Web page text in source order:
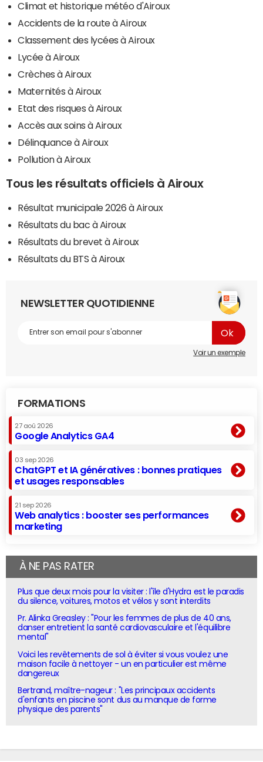
Climat et historique météo d'Airoux
Accidents de la route à Airoux
Classement des lycées à Airoux
Lycée à Airoux
Crèches à Airoux
Maternités à Airoux
Etat des risques à Airoux
Accès aux soins à Airoux
Délinquance à Airoux
Pollution à Airoux
Tous les résultats officiels à Airoux
Résultat municipale 2026 à Airoux
Résultats du bac à Airoux
Résultats du brevet à Airoux
Résultats du BTS à Airoux
NEWSLETTER QUOTIDIENNE
Voir un exemple
FORMATIONS
27 aoû 2026
Google Analytics GA4
03 sep 2026
ChatGPT et IA génératives : bonnes pratiques
et usages responsables
21 sep 2026
Web analytics : booster ses performances
marketing
À NE PAS RATER
Plus que deux mois pour la visiter : l'île d'Hydra est le paradis
du silence, voitures, motos et vélos y sont interdits
Pr. Alinka Greasley : "Pour les femmes de plus de 40 ans,
danser entretient la santé cardiovasculaire et l'équilibre
mental"
Voici les revêtements de sol à éviter si vous voulez une
maison facile à nettoyer - un en particulier est même
dangereux
Bertrand, maître-nageur : "Les principaux accidents
d'enfants en piscine sont dus au manque de forme
physique des parents"